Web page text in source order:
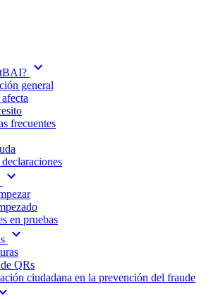
expand_more
general
frecuentes
expand_more
en pruebas
expand_more
QRs
ciudadana en la prevención del fraude